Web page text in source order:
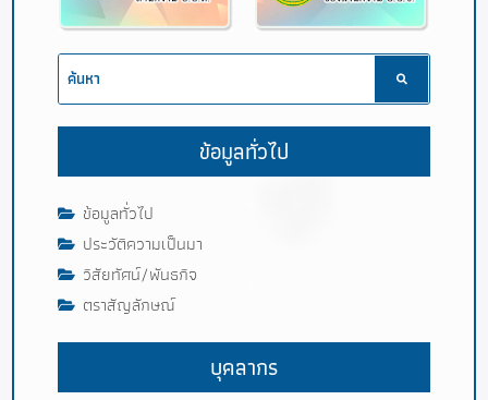
ข้อมูลทั่วไป
ข้อมูลทั่วไป
ประวัติความเป็นมา
วิสัยทัศน์/พันธกิจ
ตราสัญลักษณ์
บุคลากร